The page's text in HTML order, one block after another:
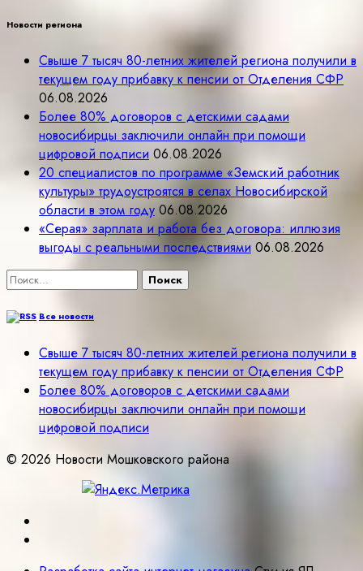
Новости региона
Свыше 7 тысяч 80-летних жителей региона получили в
текущем году прибавку к пенсии от Отделения СФР
06.08.2026
Более 80% договоров с детскими садами
новосибирцы заключили онлайн при помощи
цифровой подписи 06.08.2026
20 специалистов по программе «Земский работник
культуры» трудоустроятся в селах Новосибирской
области в этом году 06.08.2026
«Серая» зарплата и работа без договора: иллюзия
выгоды с реальными последствиями 06.08.2026
Найти:
Все новости
Свыше 7 тысяч 80-летних жителей региона получили в
текущем году прибавку к пенсии от Отделения СФР
Более 80% договоров с детскими садами
новосибирцы заключили онлайн при помощи
цифровой подписи
© 2026 Новости Мошковского района